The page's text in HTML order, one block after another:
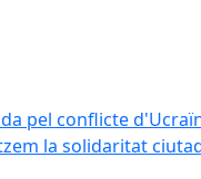
pel conflicte
la solidaritat